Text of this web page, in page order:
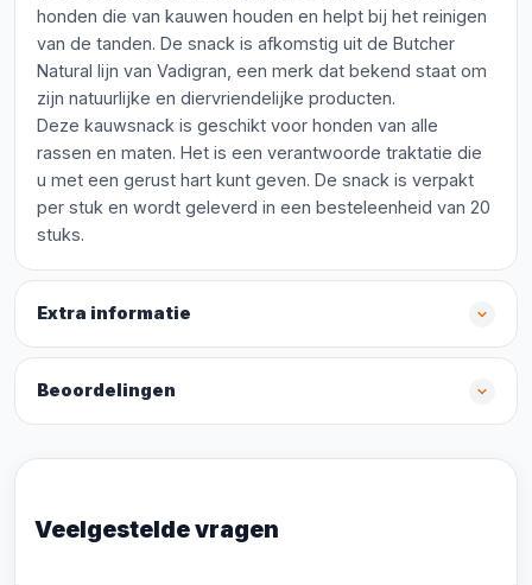
honden die van kauwen houden en helpt bij het reinigen
van de tanden. De snack is afkomstig uit de Butcher
Natural lijn van Vadigran, een merk dat bekend staat om
zijn natuurlijke en diervriendelijke producten.
Deze kauwsnack is geschikt voor honden van alle
rassen en maten. Het is een verantwoorde traktatie die
u met een gerust hart kunt geven. De snack is verpakt
per stuk en wordt geleverd in een besteleenheid van 20
stuks.
Extra informatie
Beoordelingen
Veelgestelde vragen